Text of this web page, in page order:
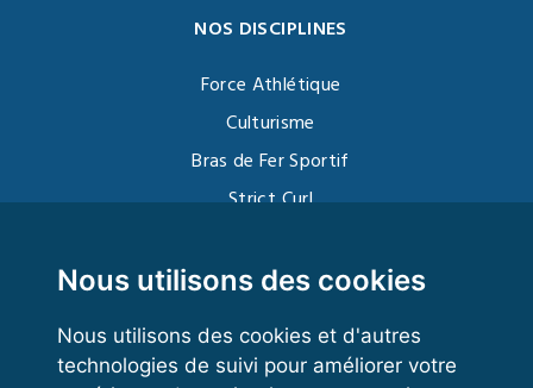
Nous utilisons des cookies
Nous utilisons des cookies et d'autres
technologies de suivi pour améliorer votre
NOS DISCIPLINES
Force Athlétique
Culturisme
Bras de Fer Sportif
Strict Curl
Kettlebell